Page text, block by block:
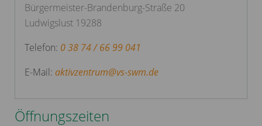
Bürgermeister-Brandenburg-Straße 20
Ludwigslust 19288
Telefon: 0 38 74 / 66 99 041
E-Mail: aktivzentrum@vs-swm.de
Öffnungszeiten